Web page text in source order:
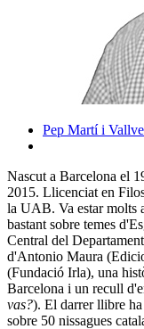
Pep Martí i
Nascut a Barcelona el
2015. Llicenciat en
la UAB. Va estar molts
bastant sobre temes
Central del
d'Antonio Maura
(Fundació Irla), una
Barcelona i un recull
vas?). El darrer llibre ha
sobre 50 nissagues